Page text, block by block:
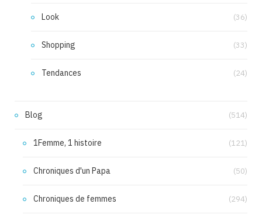
Look (36)
Shopping (33)
Tendances (24)
Blog (514)
1Femme, 1 histoire (121)
Chroniques d'un Papa (50)
Chroniques de femmes (294)